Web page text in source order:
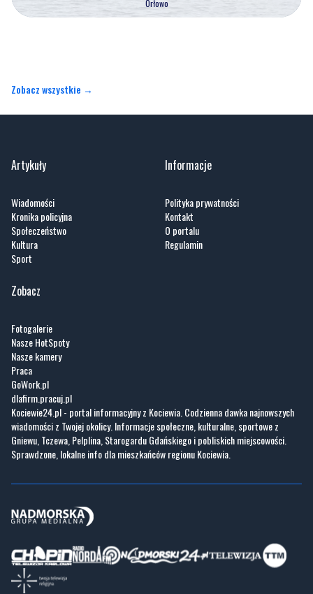
Orłowo
Zobacz wszystkie →
Artykuły
Wiadomości
Kronika policyjna
Społeczeństwo
Kultura
Sport
Informacje
Polityka prywatności
Kontakt
O portalu
Regulamin
Zobacz
Fotogalerie
Nasze HotSpoty
Nasze kamery
Praca
GoWork.pl
dlafirm.pracuj.pl
Kociewie24.pl - portal informacyjny z Kociewia. Codzienna dawka najnowszych
wiadomości z Twojej okolicy. Informacje społeczne, kulturalne, sportowe z
Gniewu, Tczewa, Pelplina, Starogardu Gdańskiego i pobliskich miejscowości.
Sprawdzone, lokalne info dla mieszkańców regionu Kociewia.